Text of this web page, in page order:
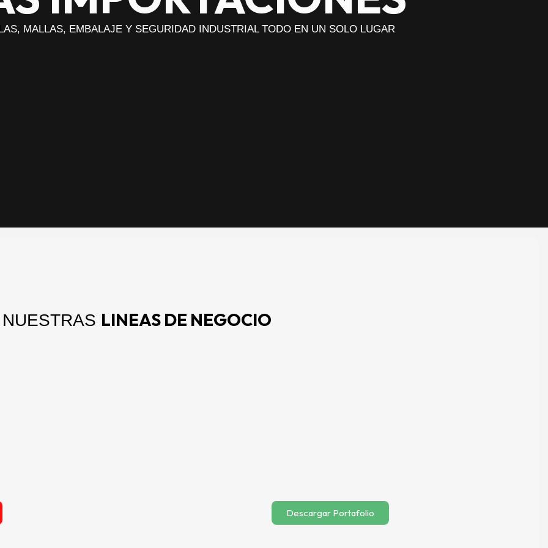
MALLAS, EMBALAJE Y SEGURIDAD INDUSTRIAL TODO EN UN SOLO LUGAR
NUESTRAS LINEAS DE NEGOCIO
Descargar Portafolio